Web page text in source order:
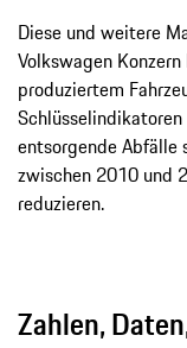
Diese und weitere
Volkswagen
produziertem
entsorgende Abfälle
zwischen 2010 und
reduzieren.
Zahlen,